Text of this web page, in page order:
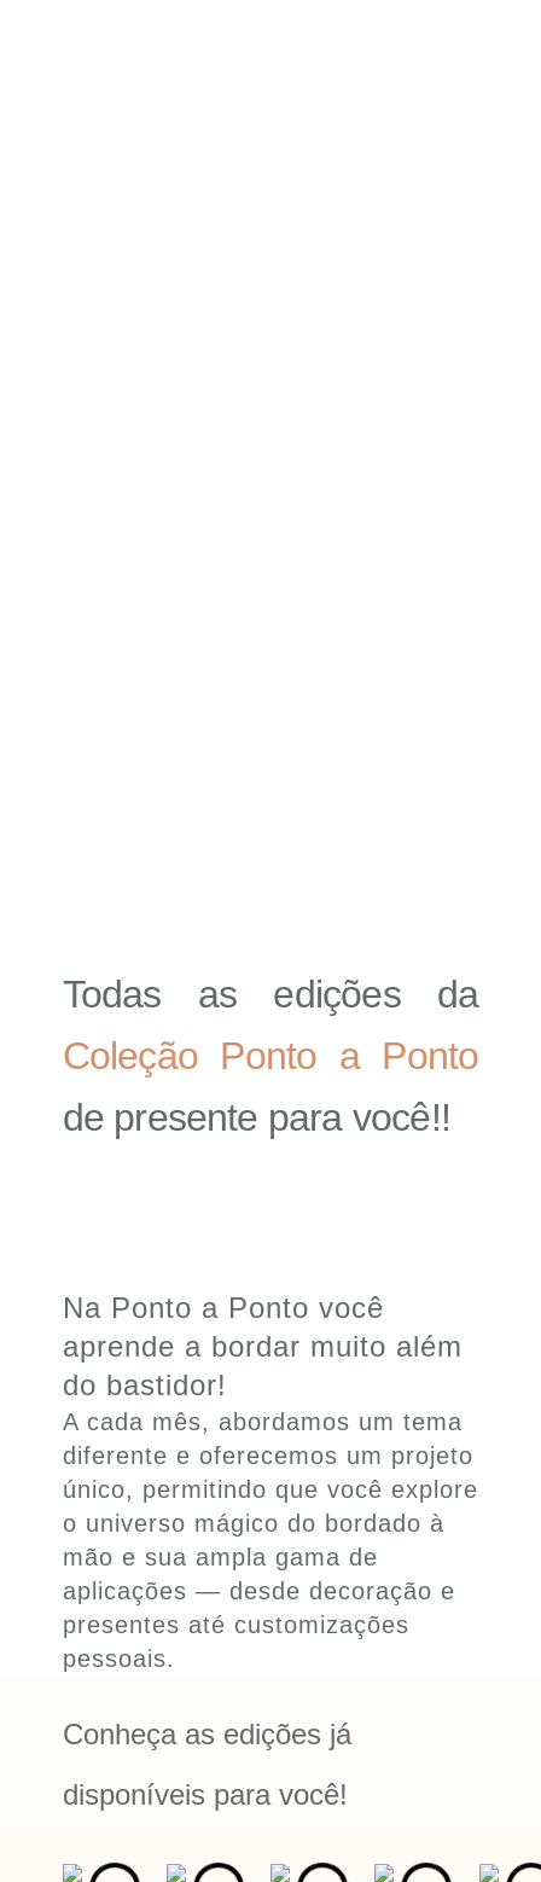
Todas as edições da
Coleção Ponto a Ponto
de presente para você!!
Na Ponto a Ponto você
aprende a bordar muito além
do bastidor!
A cada mês, abordamos um tema
diferente e oferecemos um projeto
único, permitindo que você explore
o universo mágico do bordado à
mão e sua ampla gama de
aplicações — desde decoração e
presentes até customizações
pessoais.
Conheça as edições já
disponíveis para você!